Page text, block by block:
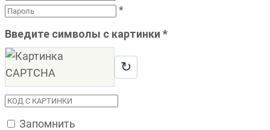
*
Введите символы с картинки *
↻
Запомнить